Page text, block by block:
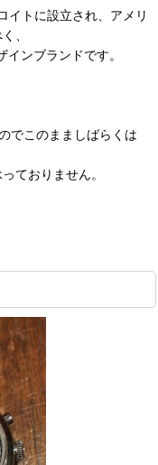
イトに設立され、アメリ
、
ンブランドです。
でこのまましばらくは
ておりません。